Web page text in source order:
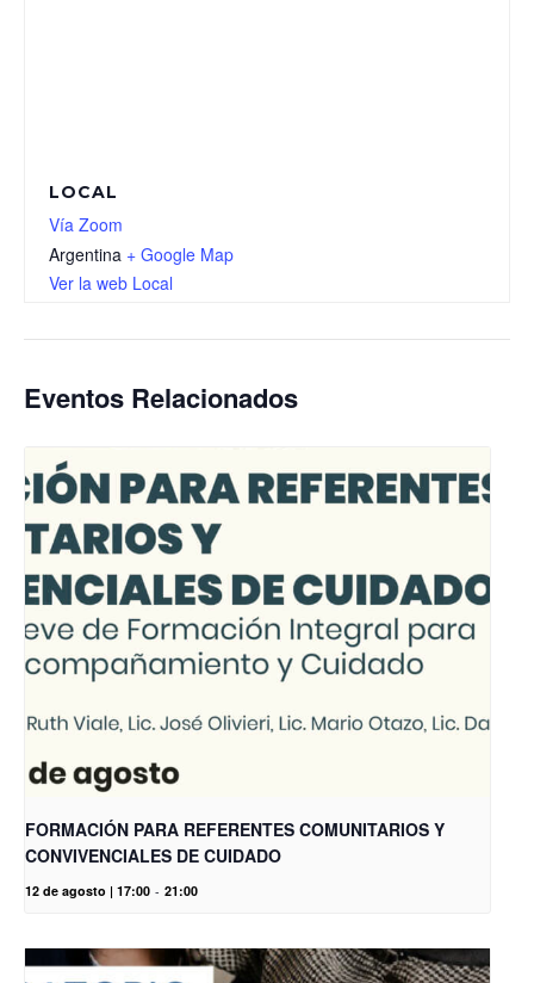
LOCAL
Vía Zoom
Argentina + Google Map
Ver la web Local
Eventos Relacionados
FORMACIÓN PARA REFERENTES COMUNITARIOS Y
CONVIVENCIALES DE CUIDADO
12 de agosto | 17:00 - 21:00